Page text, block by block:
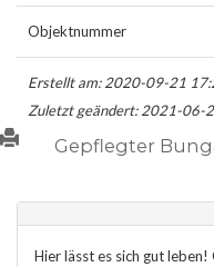
Objektnummer
Erstellt am: 2020-09-21
Zuletzt geändert: 2021-06-
Gepflegter
Hier lässt es sich gut